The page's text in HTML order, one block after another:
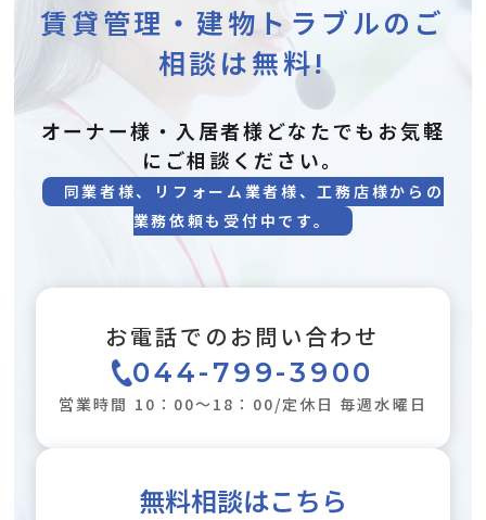
賃貸管理・建物トラブルのご
相談は無料!
オーナー様・入居者様どなたでもお気軽
にご相談ください。
同業者様、リフォーム業者様、工務店様からの
業務依頼も受付中です。
お電話でのお問い合わせ
044-799-3900
営業時間 10：00～18：00/定休日 毎週水曜日
無料相談はこちら